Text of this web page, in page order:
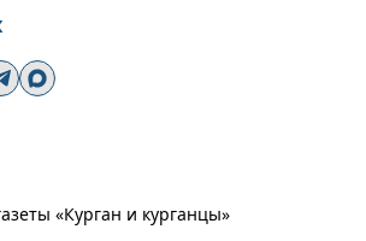
«Курган и курганцы»